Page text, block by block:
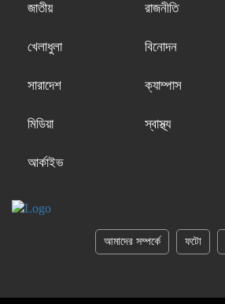
জাতীয় রাজনীতি
খেলাধুলা বিনোদন
সারাদেশ ক্যাম্পাস
মিডিয়া স্বাস্থ্য
আর্কাইভ
আমাদের সম্পর্কে ফটো